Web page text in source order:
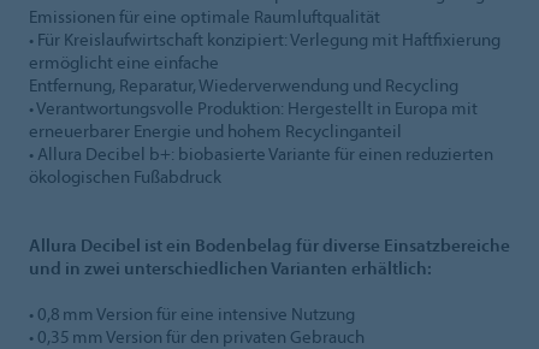
Emissionen für eine optimale Raumluftqualität
• Für Kreislaufwirtschaft konzipiert: Verlegung mit Haftfixierung
ermöglicht eine einfache
Entfernung, Reparatur, Wiederverwendung und Recycling
• Verantwortungsvolle Produktion: Hergestellt in Europa mit
erneuerbarer Energie und hohem Recyclinganteil
• Allura Decibel b+: biobasierte Variante für einen reduzierten
ökologischen Fußabdruck
Allura Decibel ist ein Bodenbelag für diverse Einsatzbereiche
und in zwei unterschiedlichen Varianten erhältlich:
• 0,8 mm Version für eine intensive Nutzung
• 0,35 mm Version für den privaten Gebrauch